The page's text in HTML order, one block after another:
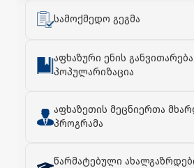
სამოქმედო გეგმა
აფხაზური ენის
პოპულარიზაცია
აფხაზეთის მეცნიერთა
პროგრამა
წარმატებული